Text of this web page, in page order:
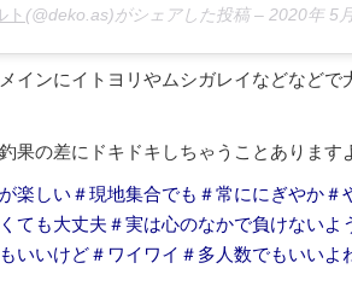
ト (@deko.as)がシェアした投稿 – 2020年 5
インにイトヨリやムシガレイなどなどで
果の差にドキドキしちゃうことあります
楽しい＃現地集合でも＃常ににぎやか＃
ても大丈夫＃実は心のなかで負けないよ
いいけど＃ワイワイ＃多人数でもいいよ